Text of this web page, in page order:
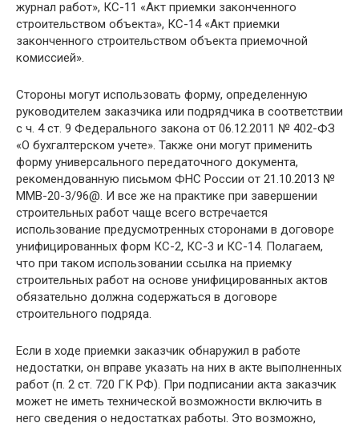
журнал работ», КС-11 «Акт приемки законченного
строительством объекта», КС-14 «Акт приемки
законченного строительством объекта приемочной
комиссией».
Стороны могут использовать форму, определенную
руководителем заказчика или подрядчика в соответствии
с ч. 4 ст. 9 Федерального закона от 06.12.2011 № 402-ФЗ
«О бухгалтерском учете». Также они могут применить
форму универсального передаточного документа,
рекомендованную письмом ФНС России от 21.10.2013 №
ММВ-20-3/96@. И все же на практике при завершении
строительных работ чаще всего встречается
использование предусмотренных сторонами в договоре
унифицированных форм КС-2, КС-3 и КС-14. Полагаем,
что при таком использовании ссылка на приемку
строительных работ на основе унифицированных актов
обязательно должна содержаться в договоре
строительного подряда.
Если в ходе приемки заказчик обнаружил в работе
недостатки, он вправе указать на них в акте выполненных
работ (п. 2 ст. 720 ГК РФ). При подписании акта заказчик
может не иметь технической возможности включить в
него сведения о недостатках работы. Это возможно,